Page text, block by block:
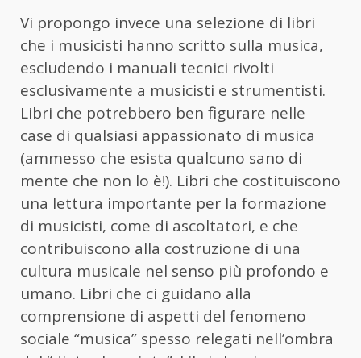
Vi propongo invece una selezione di libri
che i musicisti hanno scritto sulla musica,
escludendo i manuali tecnici rivolti
esclusivamente a musicisti e strumentisti.
Libri che potrebbero ben figurare nelle
case di qualsiasi appassionato di musica
(ammesso che esista qualcuno sano di
mente che non lo è!). Libri che costituiscono
una lettura importante per la formazione
di musicisti, come di ascoltatori, e che
contribuiscono alla costruzione di una
cultura musicale nel senso più profondo e
umano. Libri che ci guidano alla
comprensione di aspetti del fenomeno
sociale “musica” spesso relegati nell’ombra